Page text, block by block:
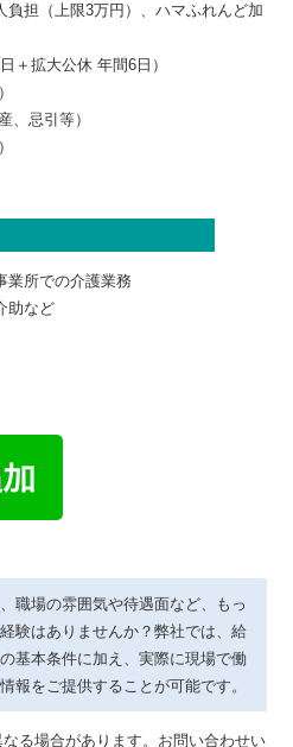
負担（上限3万円）、ハマふれんど加
＋拡大公休 年間6日）
、忌引等）
業所での介護業務
助など
職場の雰囲気や待遇面など、もっ
験はありませんか？弊社では、給
基本条件に加え、実際に現場で働
報をご提供することが可能です。
る場合があります。お問い合わせい